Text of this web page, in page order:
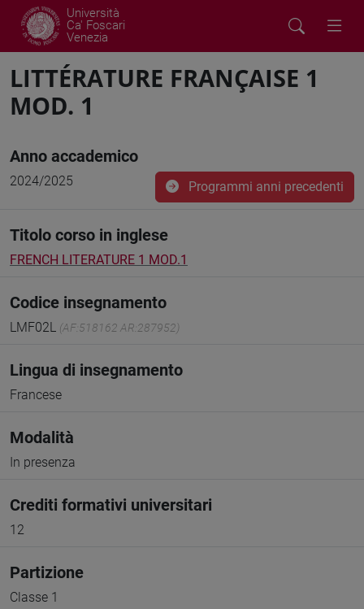
Università
Ca' Foscari
Venezia
LITTÉRATURE FRANÇAISE 1
MOD. 1
Anno accademico
2024/2025 Programmi anni precedenti
Titolo corso in inglese
FRENCH LITERATURE 1 MOD.1
Codice insegnamento
LMF02L (AF:518162 AR:287952)
Lingua di insegnamento
Francese
Modalità
In presenza
Crediti formativi universitari
12
Partizione
Classe 1